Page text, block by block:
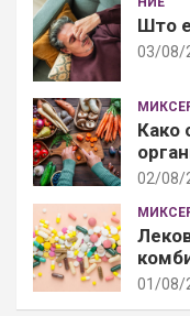
Што
03/08/
Како
02/08/
01/08/